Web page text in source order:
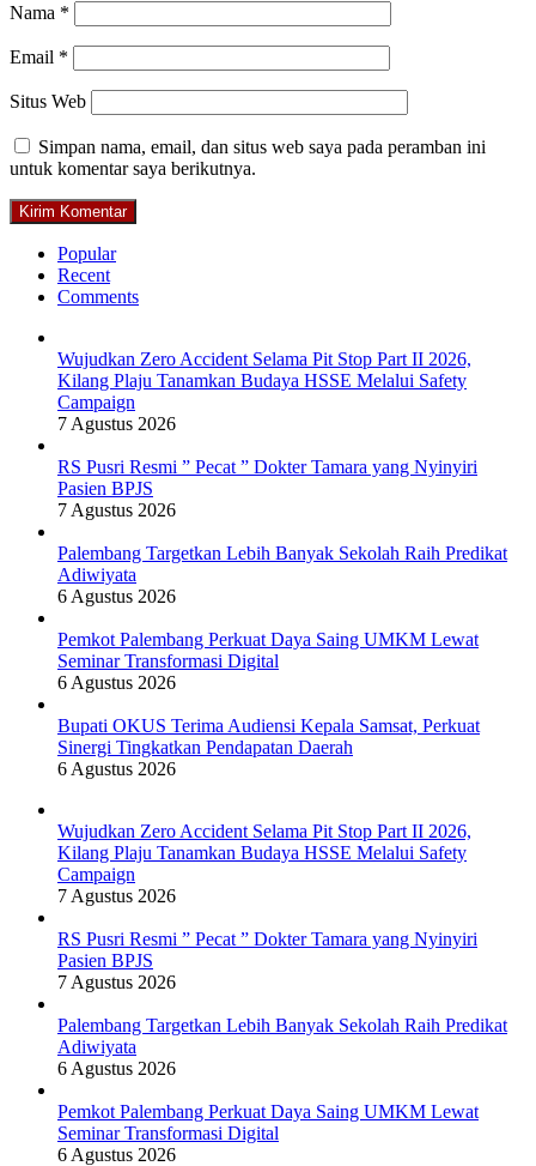
Nama *
Email *
Situs Web
Simpan nama, email, dan situs web saya pada peramban ini
untuk komentar saya berikutnya.
Popular
Recent
Comments
Wujudkan Zero Accident Selama Pit Stop Part II 2026,
Kilang Plaju Tanamkan Budaya HSSE Melalui Safety
Campaign
7 Agustus 2026
RS Pusri Resmi ” Pecat ” Dokter Tamara yang Nyinyiri
Pasien BPJS
7 Agustus 2026
Palembang Targetkan Lebih Banyak Sekolah Raih Predikat
Adiwiyata
6 Agustus 2026
Pemkot Palembang Perkuat Daya Saing UMKM Lewat
Seminar Transformasi Digital
6 Agustus 2026
Bupati OKUS Terima Audiensi Kepala Samsat, Perkuat
Sinergi Tingkatkan Pendapatan Daerah
6 Agustus 2026
Wujudkan Zero Accident Selama Pit Stop Part II 2026,
Kilang Plaju Tanamkan Budaya HSSE Melalui Safety
Campaign
7 Agustus 2026
RS Pusri Resmi ” Pecat ” Dokter Tamara yang Nyinyiri
Pasien BPJS
7 Agustus 2026
Palembang Targetkan Lebih Banyak Sekolah Raih Predikat
Adiwiyata
6 Agustus 2026
Pemkot Palembang Perkuat Daya Saing UMKM Lewat
Seminar Transformasi Digital
6 Agustus 2026